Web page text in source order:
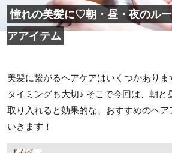
憧れの美髪に♡朝・昼・夜のル
アアイテム
美髪に繋がるヘアケアはいくつかあり
タイミングも大切♪ そこで今回は、朝と
取り入れると効果的な、おすすめのヘア
いきます！